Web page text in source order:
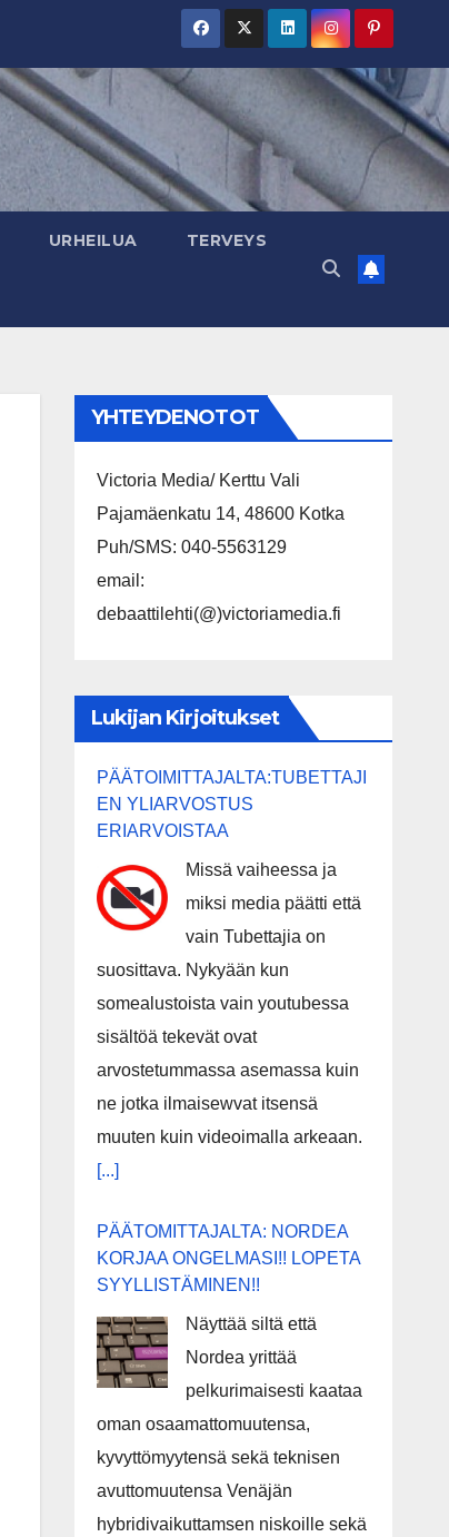
URHEILUA TERVEYS
YHTEYDENOTOT
Victoria Media/ Kerttu Vali
Pajamäenkatu 14, 48600 Kotka
Puh/SMS: 040-5563129
email:
debaattilehti(@)victoriamedia.fi
Lukijan Kirjoitukset
PÄÄTOIMITTAJALTA:TUBETTAJI
EN YLIARVOSTUS
ERIARVOISTAA
Missä vaiheessa ja
miksi media päätti että
vain Tubettajia on
suosittava. Nykyään kun
somealustoista vain youtubessa
sisältöä tekevät ovat
arvostetummassa asemassa kuin
ne jotka ilmaisewvat itsensä
muuten kuin videoimalla arkeaan.
[...]
PÄÄTOMITTAJALTA: NORDEA
KORJAA ONGELMASI!! LOPETA
SYYLLISTÄMINEN!!
Näyttää siltä että
Nordea yrittää
pelkurimaisesti kaataa
oman osaamattomuutensa,
kyvyttömyytensä sekä teknisen
avuttomuutensa Venäjän
hybridivaikuttamsen niskoille sekä